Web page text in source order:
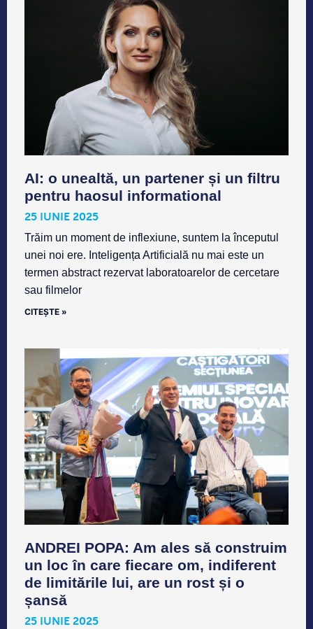
AI: o unealtă, un partener și un filtru
pentru haosul informational
25 IUNIE 2025
Trăim un moment de inflexiune, suntem la începutul
unei noi ere. Inteligența Artificială nu mai este un
termen abstract rezervat laboratoarelor de cercetare
sau filmelor
CITEȘTE »
ANDREI POPA: Am ales să construim
un loc în care fiecare om, indiferent
de limitările lui, are un rost și o
șansă
25 IUNIE 2025